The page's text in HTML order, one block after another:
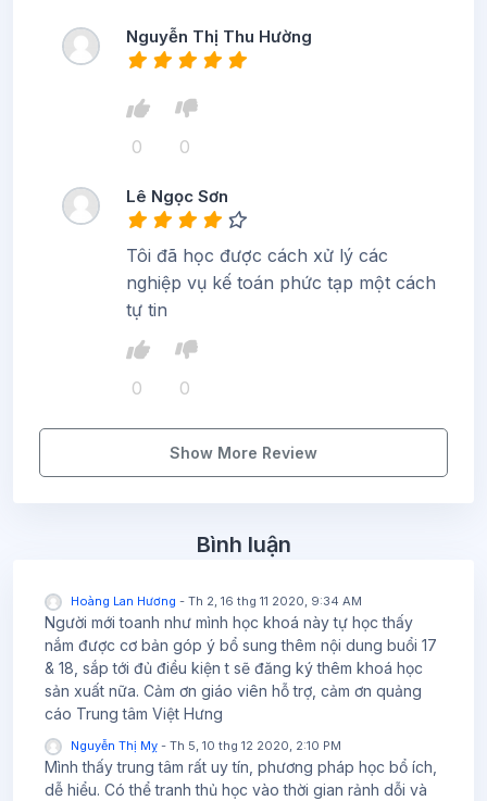
Nguyễn Thị Thu Hường
0 0
Lê Ngọc Sơn
Tôi đã học được cách xử lý các
nghiệp vụ kế toán phức tạp một cách
tự tin
0 0
Show More Review
Bình luận
Hoàng Lan Hương -Th 2, 16 thg 11 2020, 9:34 AM
Người mới toanh như mình học khoá này tự học thấy
nắm được cơ bản góp ý bổ sung thêm nội dung buổi 17
& 18, sắp tới đủ điều kiện t sẽ đăng ký thêm khoá học
sản xuất nữa. Cảm ơn giáo viên hỗ trợ, cảm ơn quảng
cáo Trung tâm Việt Hưng
Nguyễn Thị Mỵ -Th 5, 10 thg 12 2020, 2:10 PM
Mình thấy trung tâm rất uy tín, phương pháp học bổ ích,
dễ hiểu. Có thể tranh thủ học vào thời gian rảnh dỗi và